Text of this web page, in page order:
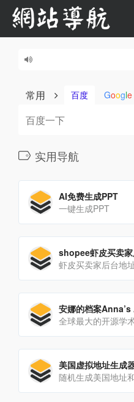
常用 百度 Google
实用导航
AI免费生成PPT
一键生成PPT
shopee虾皮买卖
虾皮买卖家后台地
安娜的档案
全球最大的开源学
美国虚拟地址生成
随机生成美国地址